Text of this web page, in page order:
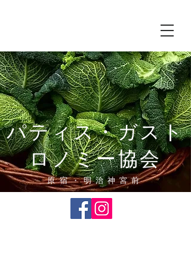
パティス・ガスト
ロノミー協会
​原宿・明治神宮前